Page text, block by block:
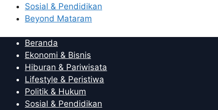
Sosial & Pendidikan
Beyond Mataram
Beranda
Ekonomi & Bisnis
Hiburan & Pariwisata
Lifestyle & Peristiwa
Politik & Hukum
Sosial & Pendidikan